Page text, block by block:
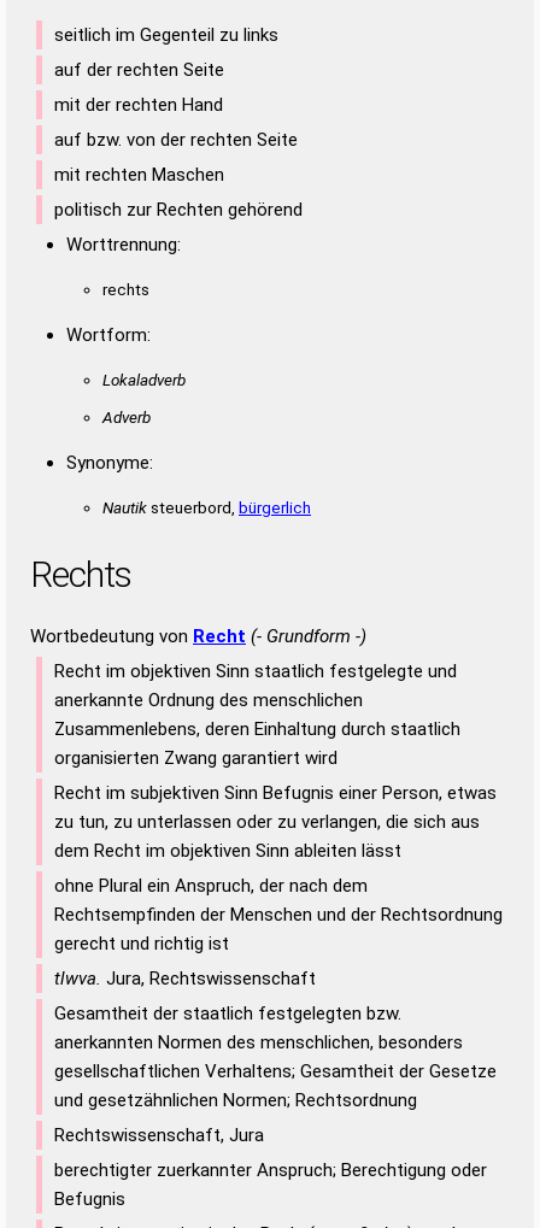
seitlich im Gegenteil zu links
auf der rechten Seite
mit der rechten Hand
auf bzw. von der rechten Seite
mit rechten Maschen
politisch zur Rechten gehörend
Worttrennung:
rechts
Wortform:
Lokaladverb
Adverb
Synonyme:
Nautik steuerbord, bürgerlich
Rechts
Wortbedeutung von Recht (- Grundform -)
Recht im objektiven Sinn staatlich festgelegte und
anerkannte Ordnung des menschlichen
Zusammenlebens, deren Einhaltung durch staatlich
organisierten Zwang garantiert wird
Recht im subjektiven Sinn Befugnis einer Person, etwas
zu tun, zu unterlassen oder zu verlangen, die sich aus
dem Recht im objektiven Sinn ableiten lässt
ohne Plural ein Anspruch, der nach dem
Rechtsempfinden der Menschen und der Rechtsordnung
gerecht und richtig ist
tlwva. Jura, Rechtswissenschaft
Gesamtheit der staatlich festgelegten bzw.
anerkannten Normen des menschlichen, besonders
gesellschaftlichen Verhaltens; Gesamtheit der Gesetze
und gesetzähnlichen Normen; Rechtsordnung
Rechtswissenschaft, Jura
berechtigter zuerkannter Anspruch; Berechtigung oder
Befugnis